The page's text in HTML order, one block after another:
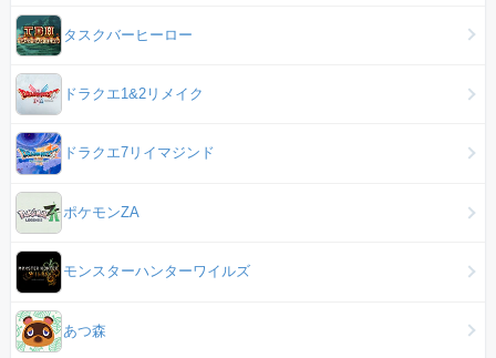
タスクバーヒーロー
ドラクエ1&2リメイク
ドラクエ7リイマジンド
ポケモンZA
モンスターハンターワイルズ
あつ森